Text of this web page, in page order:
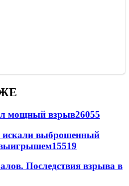
мощный взрыв26055
искали выброшенный
выигрышем15519
Последствия взрыва в